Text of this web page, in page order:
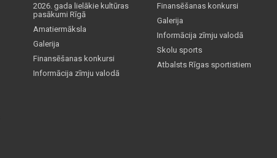
2026. gada lielākie kultūras
pasākumi Rīgā
Amatiermāksla
Galerija
Finansēšanas konkursi
Informācija zīmju valodā
Finansēšanas konkursi
Galerija
Informācija zīmju valodā
Skolu sports
Atbalsts Rīgas sportistiem